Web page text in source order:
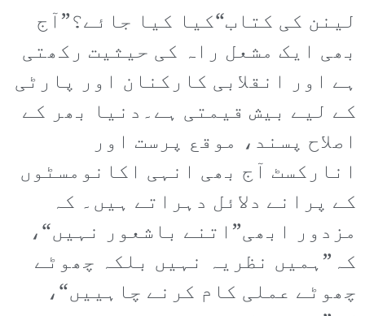
لینن کی کتاب“کیا کیا جائے؟”آج
بھی ایک مشعل راہ کی حیثیت رکھتی
ہے اور انقلابی کارکنان اور پارٹی
کے لیے بیش قیمتی ہے۔دنیا بھر کے
اصلاح پسند، موقع پرست اور
انارکسٹ آج بھی انہی اکانومسٹوں
کے پرانے دلائل دہراتے ہیں۔ کہ
مزدور ابھی”اتنے باشعور نہیں“،
کہ”ہمیں نظریہ نہیں بلکہ چھوٹے
چھوٹے عملی کام کرنے چاہییں“،